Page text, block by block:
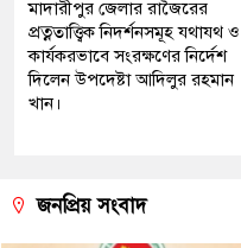
মাদারীপুর জেলার রাজৈরের
প্রত্নতাত্ত্বিক নিদর্শনসমূহ যথাযথ ও
কার্যকরভাবে সংরক্ষণের নির্দেশ
দিলেন উপদেষ্টা আদিলুর রহমান
খান।
জনপ্রিয় সংবাদ